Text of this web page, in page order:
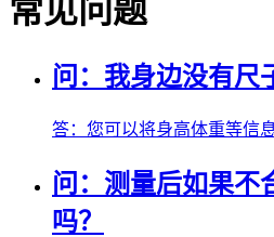
常见问题
问： 我身边没有尺
答： 您可以将身高体重等信
问： 测量后如果不
吗？